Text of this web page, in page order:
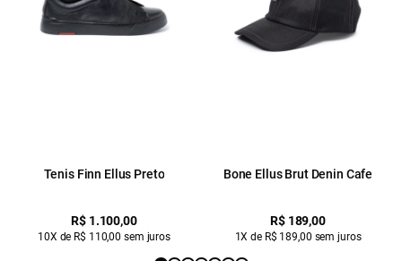
Tenis Finn Ellus Preto
R$ 1.100,00
10X de R$ 110,00 sem juros
Bone Ellus Brut Denin Cafe
R$ 189,00
1X de R$ 189,00 sem juros